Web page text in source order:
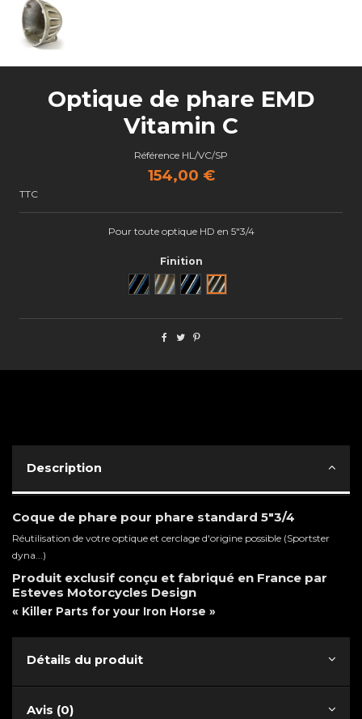
Optique de phare EMD
Vitamin C
Référence HL/VC/SP
154,00 €
TTC
Pour toute optique HD en 5"3/4
Finition
Noir Brut Black CutSemi poli
Description
Coque de phare pour phare standard 5"3/4
Réutilisation de votre optique et cerclage d'origine possible (Sportster
dyna...)
Produit exclusif conçu et fabriqué en France par
Esteves Motorcycles Design
« Killer Parts for your Iron Horse »
Détails du produit
Avis (0)